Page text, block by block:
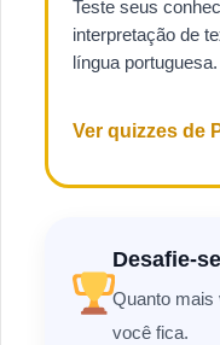
Teste seus
interpretação de
língua portuguesa.
Ver quizzes de
Desafie-
Quanto mais
você fica.